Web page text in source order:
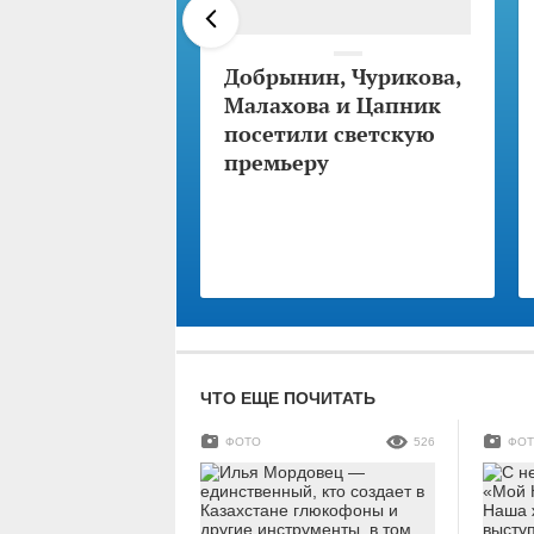
Добрынин, Чурикова,
Малахова и Цапник
посетили светскую
премьеру
ЧТО ЕЩЕ ПОЧИТАТЬ
ФОТО 526